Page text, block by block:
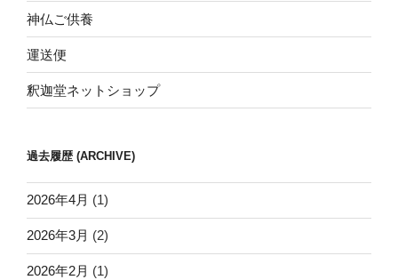
神仏ご供養
運送便
釈迦堂ネットショップ
過去履歴 (ARCHIVE)
2026年4月 (1)
2026年3月 (2)
2026年2月 (1)